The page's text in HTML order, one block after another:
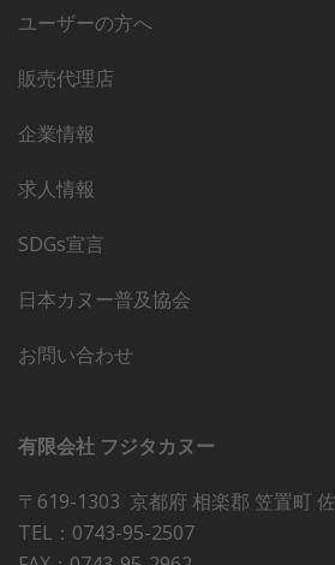
ユーザーの方へ
販売代理店
企業情報
求人情報
SDGs宣言
日本カヌー普及協会
お問い合わせ
有限会社 フジタカヌー
〒619-1303 京都府 相楽郡 笠置町
TEL：0743-95-2507